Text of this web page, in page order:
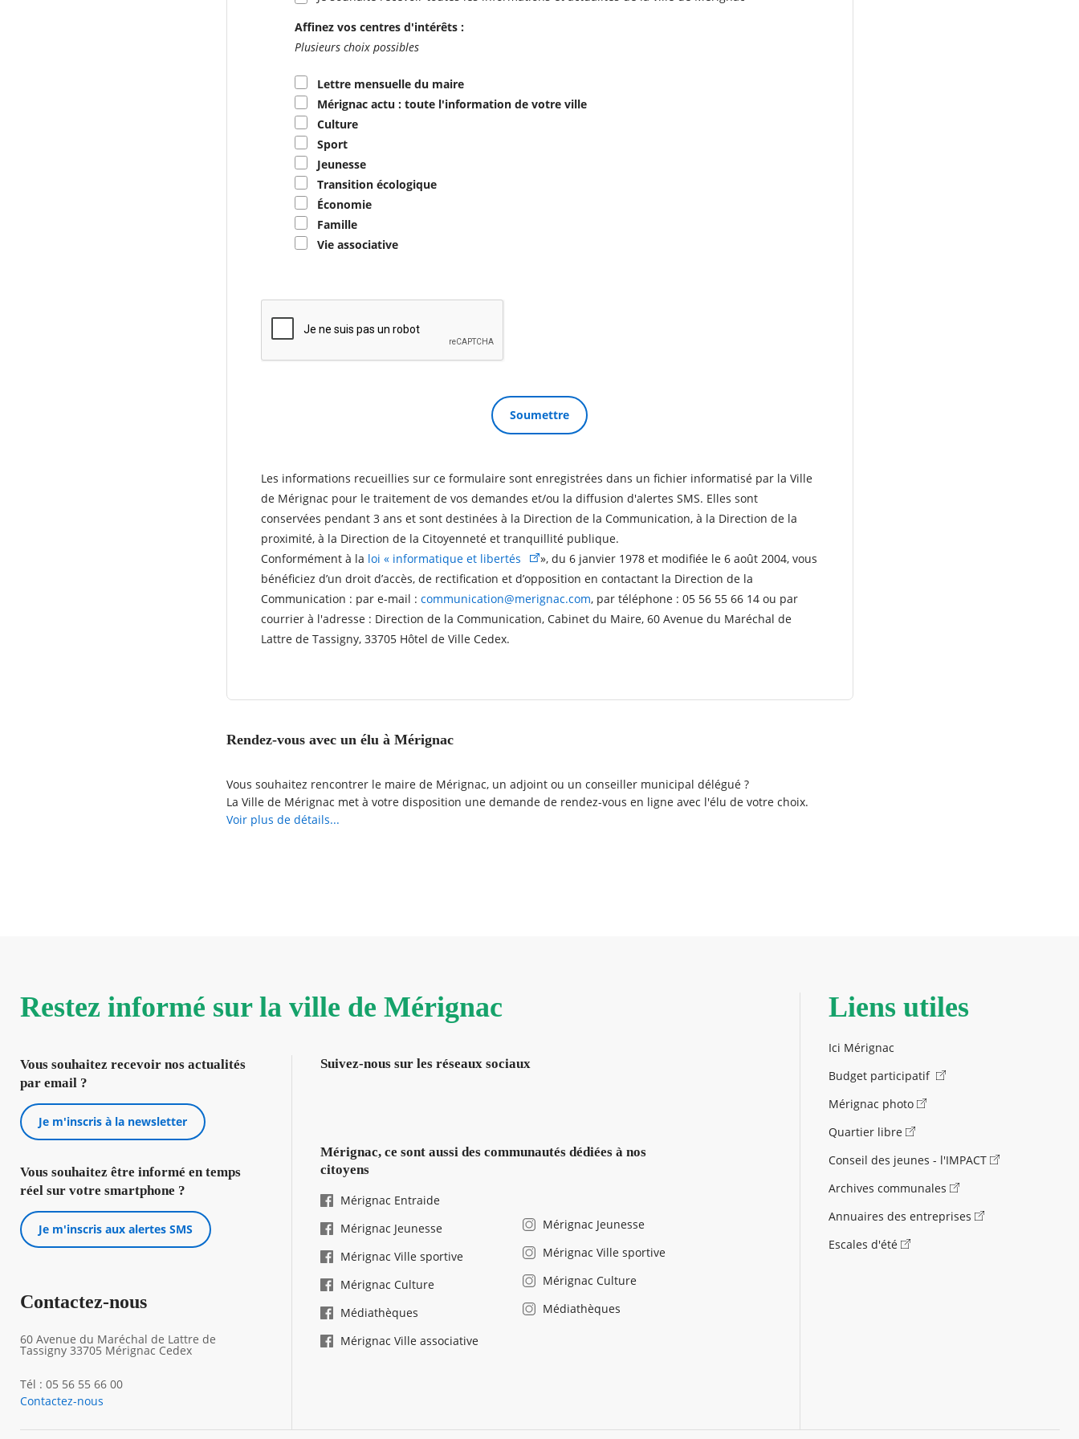
Affinez vos centres d'intérêts :
Plusieurs choix possibles
Lettre mensuelle du maire
Mérignac actu : toute l'information de votre ville
Culture
Sport
Jeunesse
Transition écologique
Économie
Famille
Vie associative
Les informations recueillies sur ce formulaire sont enregistrées dans un fichier informatisé par la Ville
de Mérignac pour le traitement de vos demandes et/ou la diffusion d'alertes SMS. Elles sont
conservées pendant 3 ans et sont destinées à la Direction de la Communication, à la Direction de la
proximité, à la Direction de la Citoyenneté et tranquillité publique.
Conformément à la loi « informatique et libertés
», du 6 janvier 1978 et modifiée le 6 août 2004, vous
bénéficiez d’un droit d’accès, de rectification et d’opposition en contactant la Direction de la
Communication : par e-mail : communication@merignac.com, par téléphone : 05 56 55 66 14 ou par
courrier à l'adresse : Direction de la Communication, Cabinet du Maire, 60 Avenue du Maréchal de
Lattre de Tassigny, 33705 Hôtel de Ville Cedex.
Rendez-vous avec un élu à Mérignac
Vous souhaitez rencontrer le maire de Mérignac, un adjoint ou un conseiller municipal délégué ?
La Ville de Mérignac met à votre disposition une demande de rendez-vous en ligne avec l'élu de votre choix.
Prenez RDV en ligne et rencontrez vos élus.
Voir plus de détails...
Restez informé sur la ville de Mérignac
Vous souhaitez recevoir nos actualités
par email ?
Je m'inscris à la newsletter
Vous souhaitez être informé en temps
réel sur votre smartphone ?
Je m'inscris aux alertes SMS
Contactez-nous
60 Avenue du Maréchal de Lattre de
Tassigny 33705 Mérignac Cedex
Tél : 05 56 55 66 00
Contactez-nous
Suivez-nous sur les réseaux sociaux
Mérignac, ce sont aussi des communautés dédiées à nos
citoyens
Mérignac Entraide
Mérignac Jeunesse
Mérignac Ville sportive
Mérignac Culture
Médiathèques
Mérignac Ville associative
Mérignac Jeunesse
Mérignac Ville sportive
Mérignac Culture
Médiathèques
Liens utiles
Ici Mérignac
Budget participatif
Mérignac photo
Quartier libre
Conseil des jeunes - l'IMPACT
Archives communales
Annuaires des entreprises
Escales d'été